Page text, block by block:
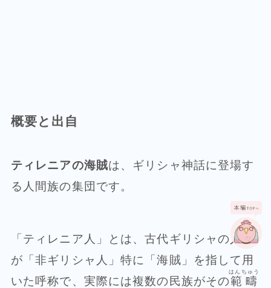
概要と出自
ティレニアの海賊は、ギリシャ神話に登場す
る人間族の集団です。
「ティレニア人」とは、古代ギリシャの人々
が「非ギリシャ人」特に「海賊」を指して用
いた呼称で、実際には複数の民族がその範疇
はんちゅう